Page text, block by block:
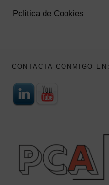
Política de Cookies
CONTACTA CONMIGO EN: